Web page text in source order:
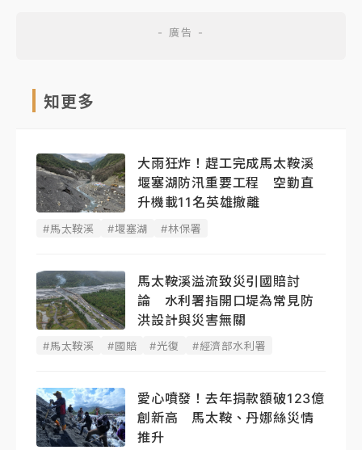
知更多
大雨狂炸！趕工完成馬太鞍溪
堰塞湖防汛重要工程 空勤直
升機載11名英雄撤離
#馬太鞍溪 #堰塞湖 #林保署
馬太鞍溪溢流致災引國賠討
論 水利署指開口堤為常見防
洪設計與災害無關
#馬太鞍溪 #國賠 #光復 #經濟部水利署
愛心噴發！去年捐款額破123億
創新高 馬太鞍、丹娜絲災情
推升